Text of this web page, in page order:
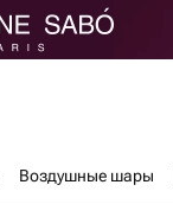
Воздушные шары